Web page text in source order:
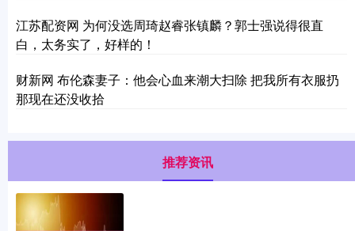
江苏配资网 为何没选周琦赵睿张镇麟？郭士强说得很直
白，太务实了，好样的！
财新网 布伦森妻子：他会心血来潮大扫除 把我所有衣服扔
那现在还没收拾
推荐资讯